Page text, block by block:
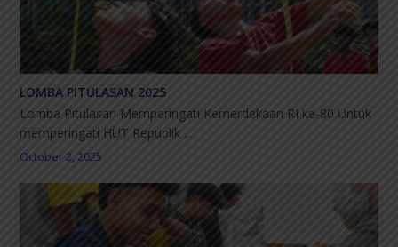
LOMBA PITULASAN 2025
Lomba Pitulasan Memperingati Kemerdekaan RI ke-80 Untuk
memperingati HUT Republik ...
October 2, 2025